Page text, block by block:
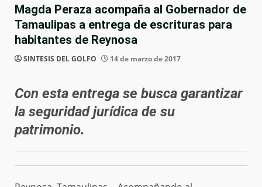
Magda Peraza acompaña al Gobernador de
Tamaulipas a entrega de escrituras para
habitantes de Reynosa
SINTESIS DEL GOLFO 14 de marzo de 2017
Con esta entrega se busca garantizar
la seguridad jurídica de su
patrimonio.